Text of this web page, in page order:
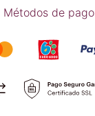
Métodos de pago